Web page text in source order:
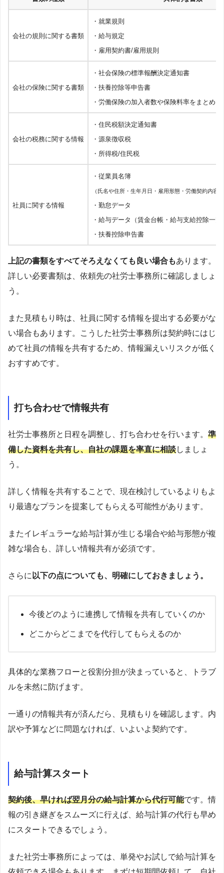
会社の規則に関する書類
・就業規則
・給与規定
・雇用契約書/雇用規則
会社の保険に関する書類
・社会保険の標準報酬決定通知書
・扶養控除等申告書
・労働保険の加入者数や保険料率をまとめた
会社の税務に関する情報
・住民税額決定通知書
・源泉徴収税
・所得税/住民税
社員に関する情報
・従業員名簿
（氏名や住所・生年月日・雇用形態・労働契約内容
・勤怠データ
・給与データ（賃金台帳・給与支給控除一覧
・扶養控除申告書
上記の書類をすべてそろえなくても良い場合もあります。
詳しい必要書類は、依頼先の社労士事務所に確認しましょ
う。
また見積もり時は、社員に関する情報を提出する必要がな
い場合もあります。こうした社労士事務所は契約時にはじ
めて社員の情報を共有するため、情報漏えいリスクが低く
おすすめです。
打ち合わせで情報共有
社労士事務所と日程を調整し、打ち合わせを行います。 準
備した資料を共有し、自社の課題を率直に相談しましょ
う。
詳しく情報を共有することで、現在検討しているよりもよ
り最適なプランを提案してもらえる可能性があります。
またイレギュラーな給与計算が生じる場合や給与形態が複
雑な場合も、詳しい情報共有が必須です。
さらに 以下の点についても、明確にしておきましょう。
今後どのように連携して情報を共有していくのか
どこからどこまでを代行してもらえるのか
具体的な業務フローと役割分担が決まっていると、トラブ
ルを未然に防げます。
一通りの情報共有が済んだら、見積もりを確認します。内
訳や予算などに問題なければ、いよいよ契約です。
給与計算スタート
契約後、早ければ翌月分の給与計算から代行可能です。情
報の引き継ぎをスムーズに行えば、給与計算の代行も早め
にスタートできるでしょう。
また社労士事務所によっては、単発やお試しで給与計算を